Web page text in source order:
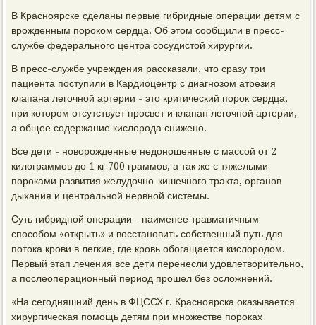
В Красноярске сделаны первые гибридные операции детям с
врожденным пороком сердца. Об этом сообщили в пресс-
службе федерального центра сосудистой хирургии.
В пресс-службе учреждения рассказали, что сразу три
пациента поступили в Кардиоцентр с диагнозом атрезия
клапана легочной артерии - это критический порок сердца,
при котором отсутствует просвет и клапан легочной артерии,
а общее содержание кислорода снижено.
Все дети - новорожденные недоношенные с массой от 2
килограммов до 1 кг 700 граммов, а так же с тяжелыми
пороками развития желудочно-кишечного тракта, органов
дыхания и центральной нервной системы.
Суть гибридной операции - наименее травматичным
способом «открыть» и восстановить собственный путь для
потока крови в легкие, где кровь обогащается кислородом.
Первый этап лечения все дети перенесли удовлетворительно,
а послеоперационный период прошел без осложнений.
«На сегодняшний день в ФЦССХ г. Красноярска оказывается
хирургическая помощь детям при множестве пороках